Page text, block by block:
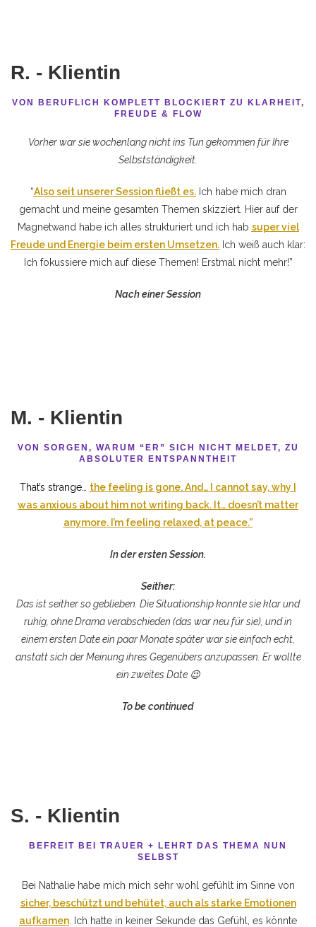
R. - Klientin
VON BERUFLICH KOMPLETT BLOCKIERT ZU KLARHEIT,
FREUDE & FLOW
Vorher war sie wochenlang nicht ins Tun gekommen für Ihre
Selbstständigkeit.
“Also seit unserer Session fließt es.Ich habe mich dran
gemacht und meine gesamten Themen skizziert. Hier auf der
Magnetwand habe ich alles strukturiert und ich hab super viel
Freude und Energie beim ersten Umsetzen. Ich weiß auch klar:
Ich fokussiere mich auf diese Themen! Erstmal nicht mehr!”
Nach einer Session
M. - Klientin
VON SORGEN, WARUM “ER” SICH NICHT MELDET, ZU
ABSOLUTER ENTSPANNTHEIT
That’s strange… the feeling is gone. And… I cannot say, why I
was anxious about him not writing back. It… doesn’t matter
anymore. I’m feeling relaxed, at peace.”
In der ersten Session.
Seither:
Das ist seither so geblieben. Die Situationship konnte sie klar und
ruhig, ohne Drama verabschieden (das war neu für sie), und in
einem ersten Date ein paar Monate später war sie einfach echt,
anstatt sich der Meinung ihres Gegenübers anzupassen. Er wollte
ein zweites Date 😉
To be continued
S. - Klientin
BEFREIT BEI TRAUER + LEHRT DAS THEMA NUN
SELBST
Bei Nathalie habe mich mich sehr wohl gefühlt im Sinne von
sicher, beschützt und behütet, auch als starke Emotionen
aufkamen . Ich hatte in keiner Sekunde das Gefühl, es könnte